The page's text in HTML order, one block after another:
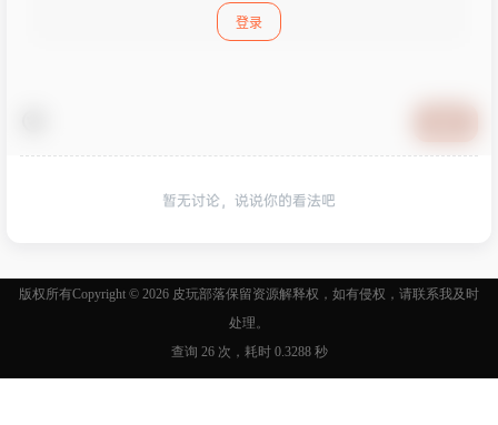
登录
暂无讨论，说说你的看法吧
版权所有Copyright © 2026 皮玩部落保留资源解释权，如有侵权，请联系我及时
处理。
查询 26 次，耗时 0.3288 秒